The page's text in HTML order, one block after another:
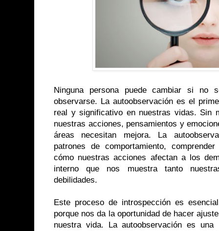
Ninguna persona puede cambiar si no
observarse. La autoobservación es el
real y significativo en nuestras vidas. Sin
nuestras acciones, pensamientos y
áreas necesitan mejora. La
patrones de comportamiento,
cómo nuestras acciones afectan a los
interno que nos muestra tanto
debilidades.
Este proceso de introspección es
porque nos da la oportunidad de hacer
nuestra vida. La autoobservación es una